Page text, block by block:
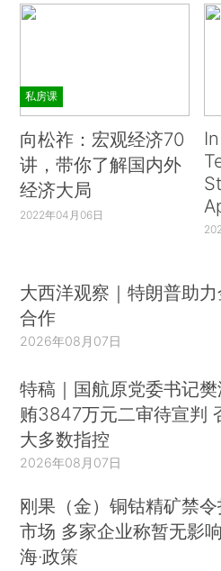
私房课
向松祚：宏观经济70
讲，带你了解国内外
经济大局
2022年04月06日
大西洋观察｜特朗普助
合作
2026年08月07日
特稿｜国航原党委书记
贿3847万元二审待宣判
大多数指控
2026年08月07日
刚果（金）铜钴精矿禁
市场 多家企业称暂无影
海·政策